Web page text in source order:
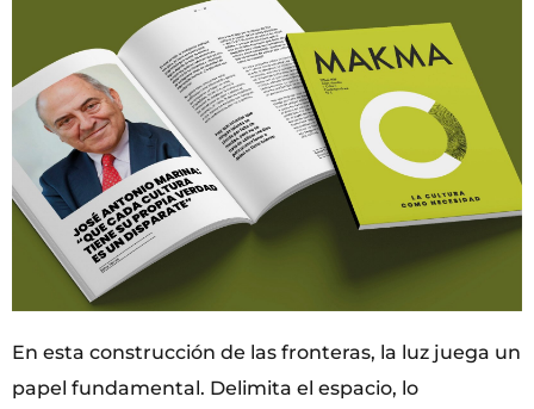
En esta construcción de las fronteras, la luz juega un
papel fundamental. Delimita el espacio, lo